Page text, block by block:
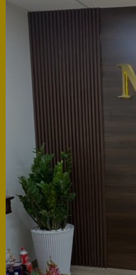
Công trình văn phòng
Văn phòng
Phòng khách
Phòng bếp
Phòng ngủ
Hotline: 0947 323438